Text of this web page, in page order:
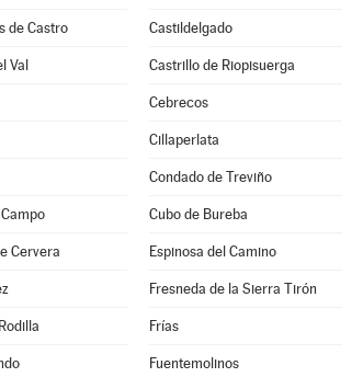
de Castro Castildelgado
Val Castrillo de Riopisuerga
Cebrecos
Cillaperlata
Condado de Treviño
Cubo de Bureba
Cervera Espinosa del Camino
Fresneda de la Sierra Tirón
Frías
Fuentemolinos